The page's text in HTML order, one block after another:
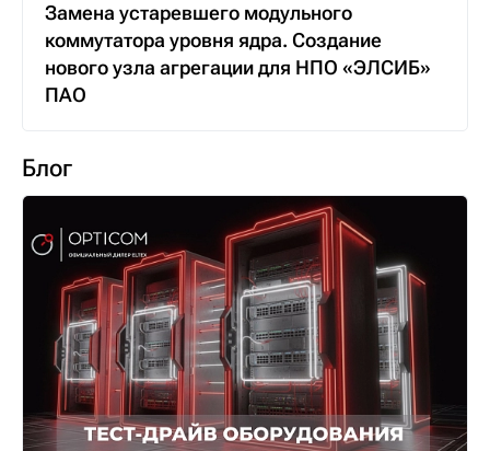
Замена устаревшего модульного
коммутатора уровня ядра. Создание
нового узла агрегации для НПО «ЭЛСИБ»
ПАО
Блог